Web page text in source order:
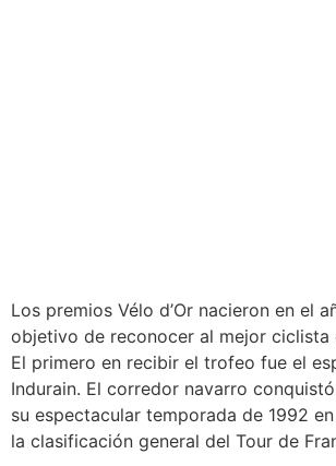
Los premios Vélo d’Or nacieron en el
objetivo de reconocer al mejor ciclista
El primero en recibir el trofeo fue el
Indurain. El corredor navarro
su espectacular temporada de 1992
la clasificación general del Tour de